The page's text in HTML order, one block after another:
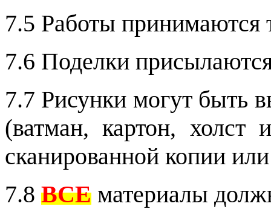
7.5 Работы принимаются
7.6 Поделки
7.7 Рисунки могут быть
(ватман, картон,
сканированной копии
7.8 ВСЕ материалы